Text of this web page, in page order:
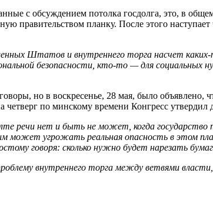
с обсуждением потолка госдолга, это, в
правительством планку. После этого
Штатов и внутреннего торга насчет
безопасности, кто-то — для
но в воскресенье, 28 мая, было
по минскому времени Конгресс утвердил
речи нет и быть не может, когда
может угрожать реальная опасность в этом
говоря: сколько нужно будет нарезать
внутреннего торга между ветвями